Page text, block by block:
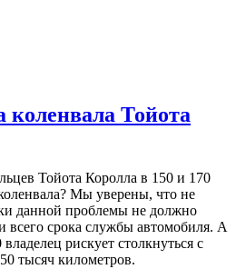
коленвала Тойота
Тойота Королла в 150 и 170
Мы уверены, что не
данной проблемы не должно
всего срока службы автомобиля. А
рискует столкнуться с
тысяч километров.